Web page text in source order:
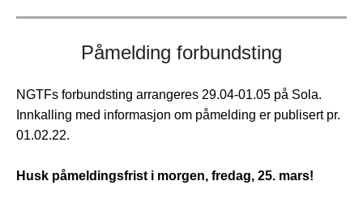
Påmelding forbundsting
NGTFs forbundsting arrangeres 29.04-01.05 på Sola.
Innkalling med informasjon om påmelding er publisert pr.
01.02.22.
Husk påmeldingsfrist i morgen, fredag, 25. mars!